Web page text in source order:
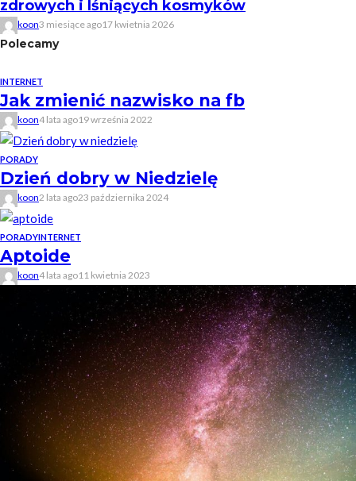
zdrowych i lśniących kosmyków
koon3 miesiące ago17 kwietnia 2026
Polecamy
INTERNET
Jak zmienić nazwisko na fb
koon4 lata ago19 września 2022
PORADY
Dzień dobry w Niedzielę
koon2 lata ago23 października 2024
PORADYINTERNET
Aptoide
koon4 lata ago11 kwietnia 2023